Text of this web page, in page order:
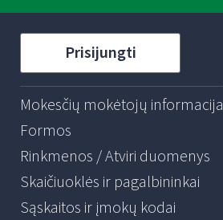
Prisijungti
Mokesčių mokėtojų informacija
Formos
Rinkmenos / Atviri duomenys
Skaičiuoklės ir pagalbininkai
Sąskaitos ir įmokų kodai